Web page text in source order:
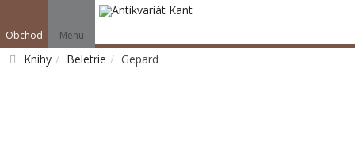
Obchod Menu
Knihy Beletrie Gepard